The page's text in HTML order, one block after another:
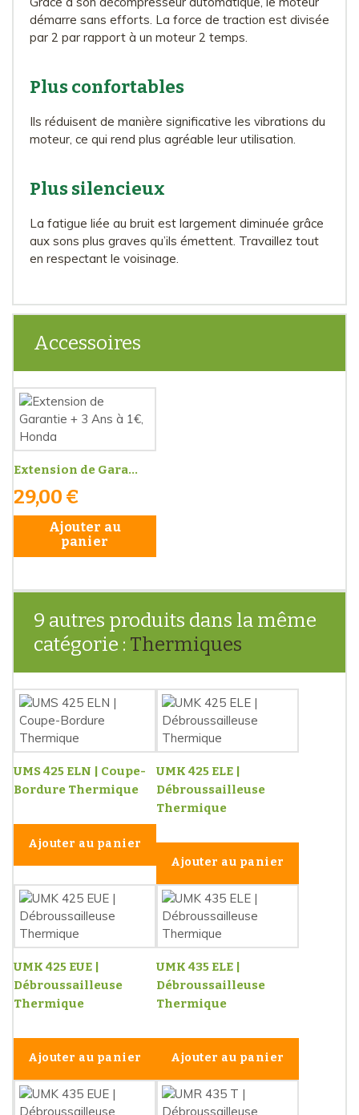
démarre sans efforts. La force de traction est divisée
par 2 par rapport à un moteur 2 temps.
Plus confortables
Ils réduisent de manière significative les vibrations du
moteur, ce qui rend plus agréable leur utilisation.
Plus silencieux
La fatigue liée au bruit est largement diminuée grâce
aux sons plus graves qu’ils émettent. Travaillez tout
en respectant le voisinage.
Accessoires
Extension de Gara...
29,00 €
Ajouter au
panier
9 autres produits dans la même
catégorie :
Thermiques
UMS 425 ELN | Coupe-
Bordure Thermique
Ajouter au panier
UMK 425 ELE |
Débroussailleuse
Thermique
Ajouter au panier
UMK 425 EUE |
Débroussailleuse
Thermique
Ajouter au panier
UMK 435 ELE |
Débroussailleuse
Thermique
Ajouter au panier